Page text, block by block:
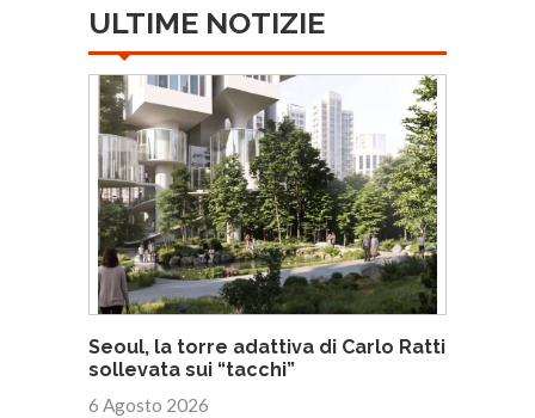
ULTIME NOTIZIE
Seoul, la torre adattiva di Carlo Ratti
sollevata sui “tacchi”
6 Agosto 2026